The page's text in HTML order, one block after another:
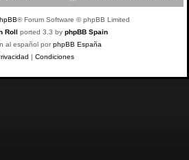
® Forum Software © phpBB Limited
Roll ported 3.3 by phpBB Spain
al español porphpBB España
| Condiciones